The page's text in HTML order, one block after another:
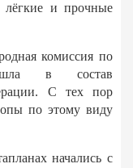
лёгкие и прочные
комиссия по
в состав
С тех пор
по этому виду
начались с